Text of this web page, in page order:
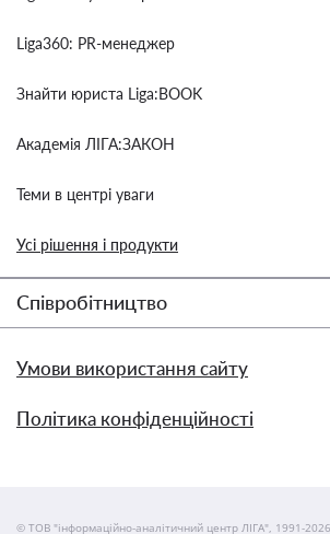
Liga360: PR-менеджер
Знайти юриста Liga:BOOK
Академія ЛІГА:ЗАКОН
Теми в центрі уваги
Усі рішення і продукти
Співробітництво
Умови використання сайту
Політика конфіденційності
© ТОВ "інформаційно-аналітичний центр ЛІГА", 1991-